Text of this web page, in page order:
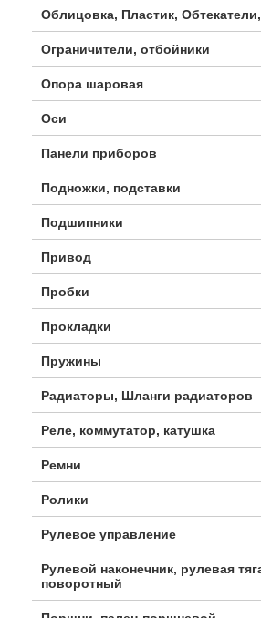
Облицовка, Пластик,
Ограничители, отбойники
Опора шаровая
Оси
Панели приборов
Подножки, подставки
Подшипники
Привод
Пробки
Прокладки
Пружины
Радиаторы, Шланги радиаторов
Реле, коммутатор, катушка
Ремни
Ролики
Рулевое управление
Рулевой наконечник, рулевая
поворотный